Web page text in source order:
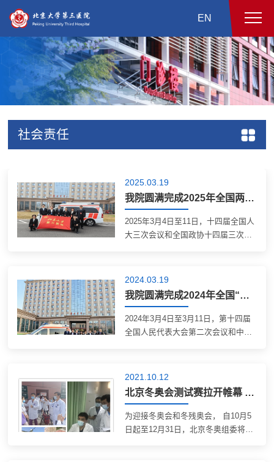
EN
社会责任
2025.03.19
我院圆满完成2025年全国两会医疗保障任务
2025年3月4日至11日，十四届全国人
大三次会议和全国政协十四届三次会
住会医疗保障工作，同时医院承担了
人大会议住地的应急医疗工作。自收
到两会保障任务通知起，医院高度重
视，周密部署，成立领导小组、医疗
专家组，制定详细的院内及住会医疗
成住会医疗组。医疗联络员由医务处
付宏蕊承担，...
2024.03.19
我院圆满完成2024年全国“两会”医疗保障任务
2024年3月4日至3月11日，第十四届
全国人民代表大会第二次会议和中国
三院作为两会医疗保障医院，承担华
北宾馆驻地医疗卫生防疫任务以及远
望楼宾馆就近应急转运医院工作。面
对两会工作任务，我院高度重视，成
立医院领导小组、医疗专家组，制定
2021.10.12
北京冬奥会测试赛拉开帷幕 北医三院“一体两翼”筑起医疗保障安全防线
为迎接冬奥会和冬残奥会， 自10月5
日起至12月31日，北京冬奥组委将在